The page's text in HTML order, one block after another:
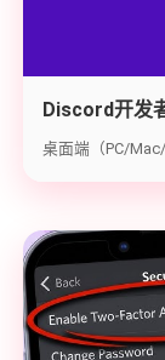
Discord开发
启教程与获取
桌面端（PC/